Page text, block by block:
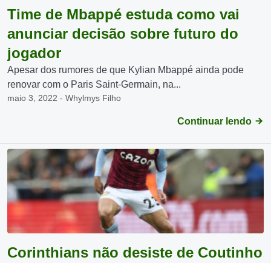
Time de Mbappé estuda como vai
anunciar decisão sobre futuro do
jogador
Apesar dos rumores de que Kylian Mbappé ainda pode
renovar com o Paris Saint-Germain, na...
maio 3, 2022 - Whylmys Filho
Continuar lendo
Corinthians não desiste de Coutinho